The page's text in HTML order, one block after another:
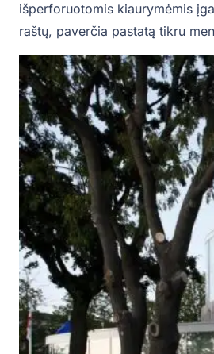
išperforuotomis kiaurymėmis
raštų, paverčia pastatą tikru